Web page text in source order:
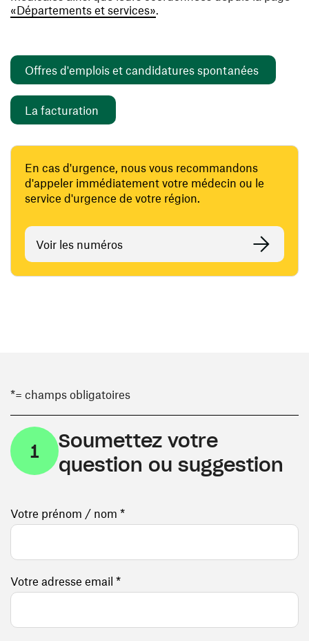
«Départements et services».
Offres d'emplois et candidatures spontanées
La facturation
En cas d'urgence, nous vous recommandons
d'appeler immédiatement votre médecin ou le
service d'urgence de votre région.
Voir les numéros
*= champs obligatoires
1
Soumettez votre
question ou suggestion
Votre prénom / nom *
Votre adresse email *